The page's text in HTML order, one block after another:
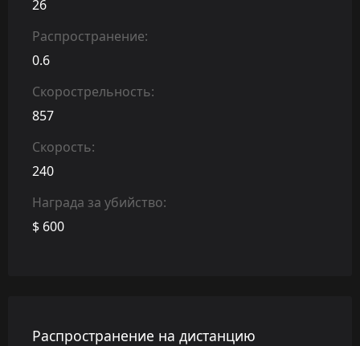
26
Распространение:
0.6
Скорострельность:
857
Скорость:
240
Награда за убийство:
$ 600
Распространение на дистанцию